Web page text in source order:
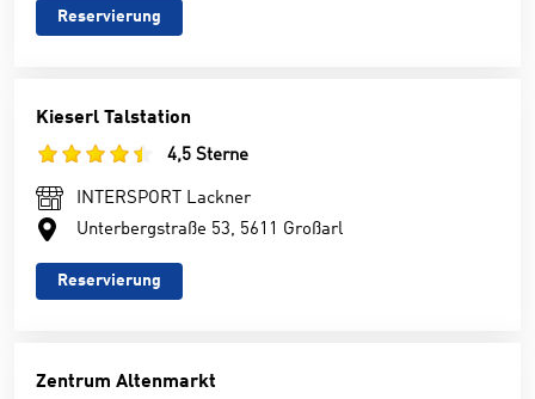
Reservierung
Kieserl Talstation
4,5 Sterne
INTERSPORT Lackner
Unterbergstraße 53, 5611 Großarl
Reservierung
Zentrum Altenmarkt